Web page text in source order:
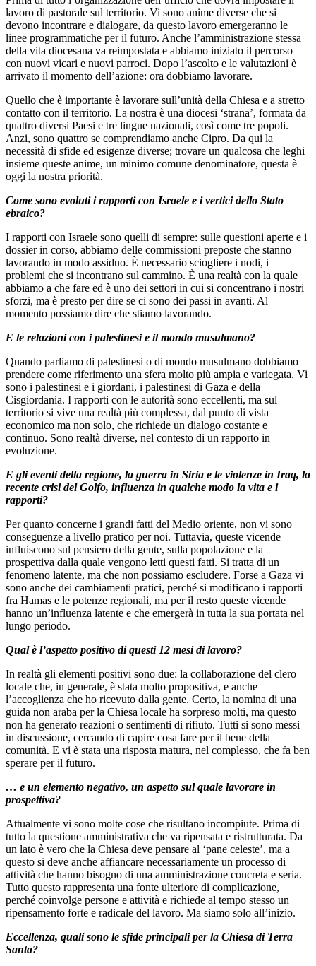
lavoro di pastorale sul territorio. Vi sono anime diverse che si
devono incontrare e dialogare, da questo lavoro emergeranno le
linee programmatiche per il futuro. Anche l’amministrazione stessa
della vita diocesana va reimpostata e abbiamo iniziato il percorso
con nuovi vicari e nuovi parroci. Dopo l’ascolto e le valutazioni è
arrivato il momento dell’azione: ora dobbiamo lavorare.
Quello che è importante è lavorare sull’unità della Chiesa e a stretto
contatto con il territorio. La nostra è una diocesi ‘strana’, formata da
quattro diversi Paesi e tre lingue nazionali, così come tre popoli.
Anzi, sono quattro se comprendiamo anche Cipro. Da qui la
necessità di sfide ed esigenze diverse; trovare un qualcosa che leghi
insieme queste anime, un minimo comune denominatore, questa è
oggi la nostra priorità.
Come sono evoluti i rapporti con Israele e i vertici dello Stato
ebraico?
I rapporti con Israele sono quelli di sempre: sulle questioni aperte e i
dossier in corso, abbiamo delle commissioni preposte che stanno
lavorando in modo assiduo. È necessario sciogliere i nodi, i
problemi che si incontrano sul cammino. È una realtà con la quale
abbiamo a che fare ed è uno dei settori in cui si concentrano i nostri
sforzi, ma è presto per dire se ci sono dei passi in avanti. Al
momento possiamo dire che stiamo lavorando.
E le relazioni con i palestinesi e il mondo musulmano?
Quando parliamo di palestinesi o di mondo musulmano dobbiamo
prendere come riferimento una sfera molto più ampia e variegata. Vi
sono i palestinesi e i giordani, i palestinesi di Gaza e della
Cisgiordania. I rapporti con le autorità sono eccellenti, ma sul
territorio si vive una realtà più complessa, dal punto di vista
economico ma non solo, che richiede un dialogo costante e
continuo. Sono realtà diverse, nel contesto di un rapporto in
evoluzione.
E gli eventi della regione, la guerra in Siria e le violenze in Iraq, la
recente crisi del Golfo, influenza in qualche modo la vita e i
rapporti?
Per quanto concerne i grandi fatti del Medio oriente, non vi sono
conseguenze a livello pratico per noi. Tuttavia, queste vicende
influiscono sul pensiero della gente, sulla popolazione e la
prospettiva dalla quale vengono letti questi fatti. Si tratta di un
fenomeno latente, ma che non possiamo escludere. Forse a Gaza vi
sono anche dei cambiamenti pratici, perché si modificano i rapporti
fra Hamas e le potenze regionali, ma per il resto queste vicende
hanno un’influenza latente e che emergerà in tutta la sua portata nel
lungo periodo.
Qual è l’aspetto positivo di questi 12 mesi di lavoro?
In realtà gli elementi positivi sono due: la collaborazione del clero
locale che, in generale, è stata molto propositiva, e anche
l’accoglienza che ho ricevuto dalla gente. Certo, la nomina di una
guida non araba per la Chiesa locale ha sorpreso molti, ma questo
non ha generato reazioni o sentimenti di rifiuto. Tutti si sono messi
in discussione, cercando di capire cosa fare per il bene della
comunità. E vi è stata una risposta matura, nel complesso, che fa ben
sperare per il futuro.
… e un elemento negativo, un aspetto sul quale lavorare in
prospettiva?
Attualmente vi sono molte cose che risultano incompiute. Prima di
tutto la questione amministrativa che va ripensata e ristrutturata. Da
un lato è vero che la Chiesa deve pensare al ‘pane celeste’, ma a
questo si deve anche affiancare necessariamente un processo di
attività che hanno bisogno di una amministrazione concreta e seria.
Tutto questo rappresenta una fonte ulteriore di complicazione,
perché coinvolge persone e attività e richiede al tempo stesso un
ripensamento forte e radicale del lavoro. Ma siamo solo all’inizio.
Eccellenza, quali sono le sfide principali per la Chiesa di Terra
Santa?